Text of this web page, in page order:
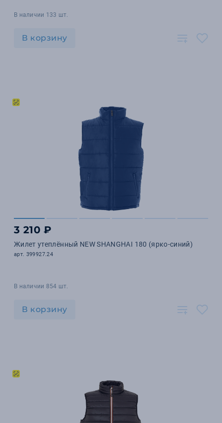
В наличии 133 шт.
В корзину
3 210 ₽
Жилет утеплённый NEW SHANGHAI 180 (ярко-синий)
арт. 399927.24
В наличии 854 шт.
В корзину